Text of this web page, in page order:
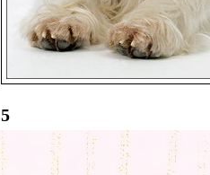
5